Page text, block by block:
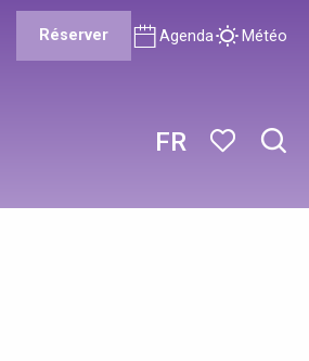
FR
Réserver Agenda Météo